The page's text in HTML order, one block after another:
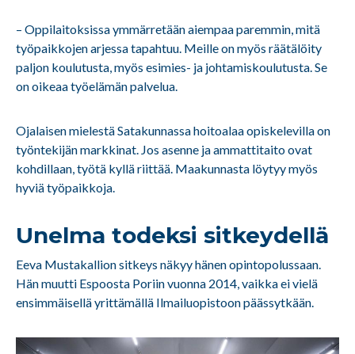
– Oppilaitoksissa ymmärretään aiempaa paremmin, mitä
työpaikkojen arjessa tapahtuu. Meille on myös räätälöity
paljon koulutusta, myös esimies- ja johtamiskoulutusta. Se
on oikeaa työelämän palvelua.
Ojalaisen mielestä Satakunnassa hoitoalaa opiskelevilla on
työntekijän markkinat. Jos asenne ja ammattitaito ovat
kohdillaan, työtä kyllä riittää. Maakunnasta löytyy myös
hyviä työpaikkoja.
Unelma todeksi sitkeydellä
Eeva Mustakallion sitkeys näkyy hänen opintopolussaan.
Hän muutti Espoosta Poriin vuonna 2014, vaikka ei vielä
ensimmäisellä yrittämällä Ilmailuopistoon päässytkään.